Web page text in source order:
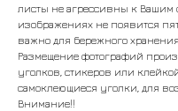
листы не агрессивны к Вашим
изображениях не появится
важно для бережного
Размещение фотографий
уголков, стикеров или
самоклеющиеся уголки, для
Внимание!!